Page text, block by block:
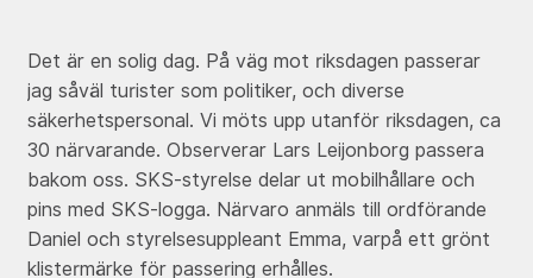
Det är en solig dag. På väg mot riksdagen passerar
jag såväl turister som politiker, och diverse
säkerhetspersonal. Vi möts upp utanför riksdagen, ca
30 närvarande. Observerar Lars Leijonborg passera
bakom oss. SKS-styrelse delar ut mobilhållare och
pins med SKS-logga. Närvaro anmäls till ordförande
Daniel och styrelsesuppleant Emma, varpå ett grönt
klistermärke för passering erhålles.